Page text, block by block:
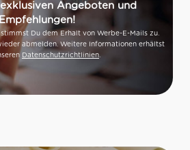
Angeboten und
Empfehlungen!
Du dem Erhalt von Werbe-E-Mails zu.
abmelden. Weitere Informationen erhältst
Datenschutzrichtlinien